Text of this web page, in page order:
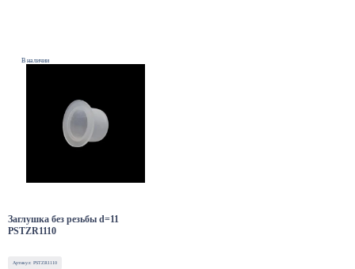
В наличии
Заглушка без резьбы d=11
PSTZR1110
Артикул: PSTZR1110